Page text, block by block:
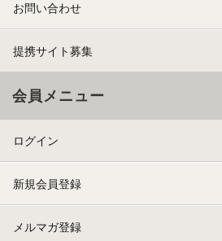
お問い合わせ
提携サイト募集
会員メニュー
ログイン
新規会員登録
メルマガ登録